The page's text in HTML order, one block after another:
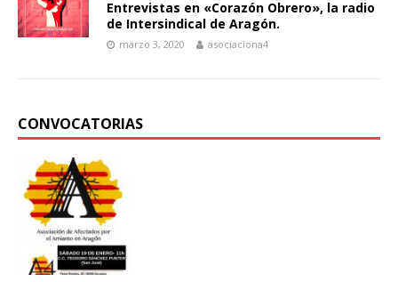
Entrevistas en «Corazón Obrero», la radio
de Intersindical de Aragón.
marzo 3, 2020 asociaciona4
CONVOCATORIAS